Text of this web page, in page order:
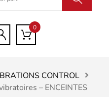
0
CONTROL
– ENCEINTES